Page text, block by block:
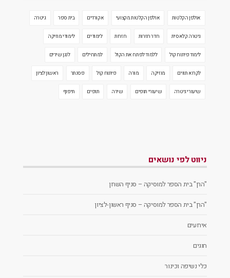
אולפן הקלטות אולפן הקלטות מקצועי אקורדים בית ספר גיטרה
גיטרה קלאסית חדר חזרות חזרות לימודים לימודי מוזיקה
לימוד פיתוח קול ללמוד לפתח את הקול למתחילים לנגן שירים
לקרוא תווים מוזיקה מורה פיתוח קול פסנתר ראשון לציון
שיעורי גיטרה שיעורי תופים שירה תופים תיפוף
ניווט לפי נושאים
"הרן" בית הספר למוסיקה – סניף השרון
"הרן" בית הספר למוסיקה – סניף ראשון-לציון
אירועים
חוגים
כלי נשיפה וכינור